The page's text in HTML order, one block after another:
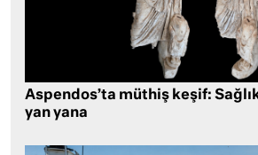
Aspendos’ta müthiş keşif:
yan yana